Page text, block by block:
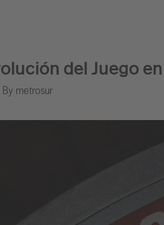
del Juego
metrosur